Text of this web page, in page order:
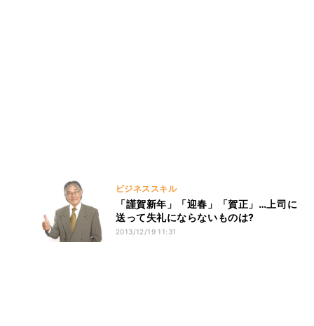
ビジネススキル
「謹賀新年」「迎春」「賀正」…上司に
送って失礼にならないものは?
2013/12/19 11:31